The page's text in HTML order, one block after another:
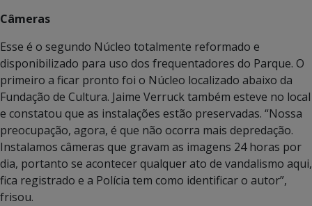
Câmeras
Esse é o segundo Núcleo totalmente reformado e
disponibilizado para uso dos frequentadores do Parque. O
primeiro a ficar pronto foi o Núcleo localizado abaixo da
Fundação de Cultura. Jaime Verruck também esteve no local
e constatou que as instalações estão preservadas. “Nossa
preocupação, agora, é que não ocorra mais depredação.
Instalamos câmeras que gravam as imagens 24 horas por
dia, portanto se acontecer qualquer ato de vandalismo aqui,
fica registrado e a Polícia tem como identificar o autor”,
frisou.